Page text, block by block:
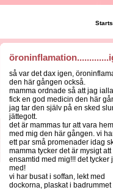
så var det dax igen,
den här gången också.
mamma ordnade så att jag
fick en god medicin den här
jag tar den själv på en sked
jättegott.
det är mammas tur att vara
med mig den här gången. vi
ett par små promenader idag
mamma tycker det är mysigt att
ensamtid med mig!!! det tycker
med!
vi har busat i soffan, lekt med
dockorna, plaskat i